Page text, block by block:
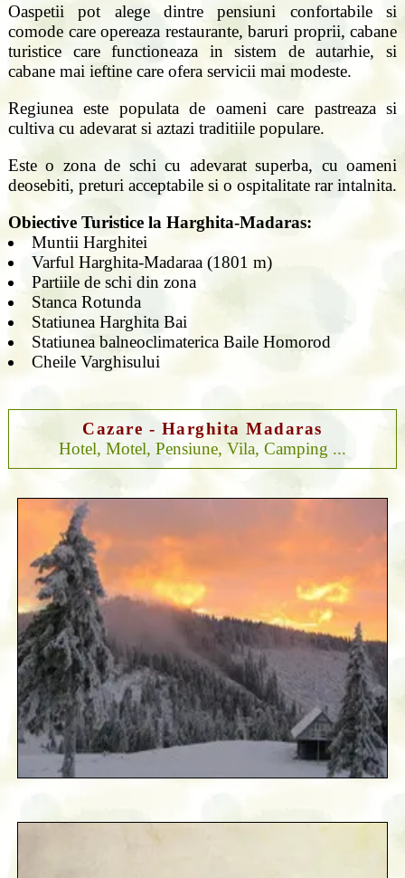
Oaspetii pot alege dintre pensiuni confortabile si
comode care opereaza restaurante, baruri proprii, cabane
turistice care functioneaza in sistem de autarhie, si
cabane mai ieftine care ofera servicii mai modeste.
Regiunea este populata de oameni care pastreaza si
cultiva cu adevarat si aztazi traditiile populare.
Este o zona de schi cu adevarat superba, cu oameni
deosebiti, preturi acceptabile si o ospitalitate rar intalnita.
Obiective Turistice la Harghita-Madaras:
Muntii Harghitei
Varful Harghita-Madaraa (1801 m)
Partiile de schi din zona
Stanca Rotunda
Statiunea Harghita Bai
Statiunea balneoclimaterica Baile Homorod
Cheile Varghisului
Cazare - Harghita Madaras
Hotel, Motel, Pensiune, Vila, Camping ...